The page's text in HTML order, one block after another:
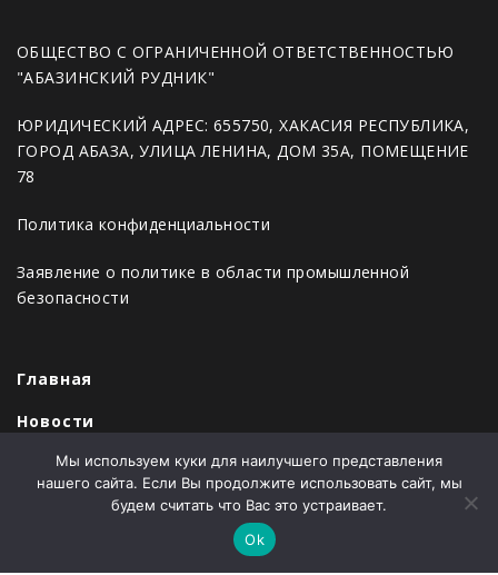
ОБЩЕСТВО С ОГРАНИЧЕННОЙ ОТВЕТСТВЕННОСТЬЮ
"АБАЗИНСКИЙ РУДНИК"
ЮРИДИЧЕСКИЙ АДРЕС: 655750, ХАКАСИЯ РЕСПУБЛИКА,
ГОРОД АБАЗА, УЛИЦА ЛЕНИНА, ДОМ 35А, ПОМЕЩЕНИЕ
78
Политика конфиденциальности
Заявление о политике в области промышленной
безопасности
Главная
Новости
Продукция
Мы используем куки для наилучшего представления
нашего сайта. Если Вы продолжите использовать сайт, мы
будем считать что Вас это устраивает.
Ok